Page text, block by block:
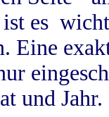
es
Eine
und Jahr.